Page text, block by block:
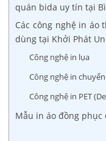
quán bida uy tín tại
Các công nghệ in
dùng tại Khởi Phát
Công nghệ in lụa
Công nghệ in
Công nghệ in PET
Mẫu in áo đồng